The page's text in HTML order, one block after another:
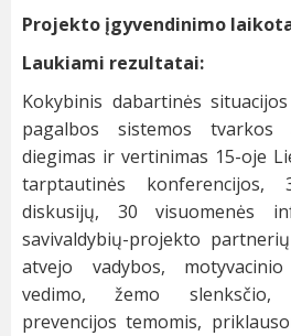
Projekto įgyvendinimo
Laukiami rezultatai:
Kokybinis dabartinės
pagalbos sistemos tvarkos
diegimas ir vertinimas 15-oje
tarptautinės
diskusijų, 30 visuomenės
savivaldybių-projekto
atvejo vadybos,
vedimo, žemo slenksčio,
prevencijos temomis,